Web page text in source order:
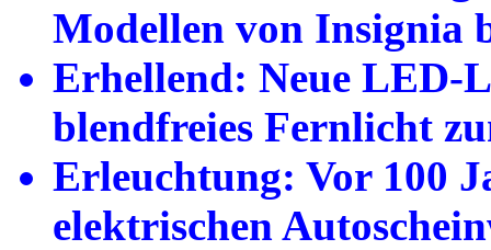
Modellen von Insignia
Erhellend: Neue LED-
blendfreies Fernlicht
Erleuchtung: Vor 100
elektrischen